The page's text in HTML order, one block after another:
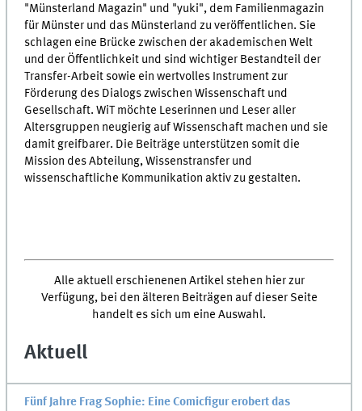
"Münsterland Magazin" und "yuki", dem Familienmagazin
für Münster und das Münsterland zu veröffentlichen. Sie
schlagen eine Brücke zwischen der akademischen Welt
und der Öffentlichkeit und sind wichtiger Bestandteil der
Transfer-Arbeit sowie ein wertvolles Instrument zur
Förderung des Dialogs zwischen Wissenschaft und
Gesellschaft. WiT möchte Leserinnen und Leser aller
Altersgruppen neugierig auf Wissenschaft machen und sie
damit greifbarer. Die Beiträge unterstützen somit die
Mission des Abteilung, Wissenstransfer und
wissenschaftliche Kommunikation aktiv zu gestalten.
Alle aktuell erschienenen Artikel stehen hier zur
Verfügung, bei den älteren Beiträgen auf dieser Seite
handelt es sich um eine Auswahl.
Aktuell
Fünf Jahre Frag Sophie: Eine Comicfigur erobert das